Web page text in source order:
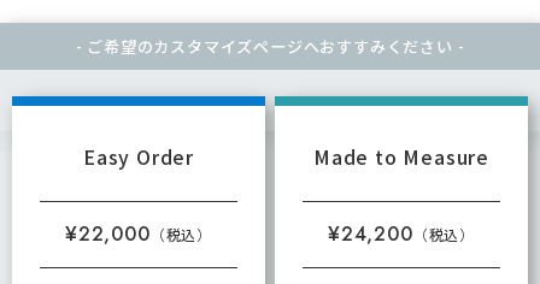
- ご希望のカスタマイズページへおすすみください -
Easy Order
¥22,000
Made to Measure
¥24,200